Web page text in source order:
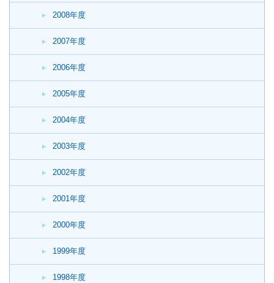
2008年度
2007年度
2006年度
2005年度
2004年度
2003年度
2002年度
2001年度
2000年度
1999年度
1998年度